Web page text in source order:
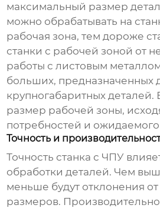
максимальный размер
можно обрабатывать на
рабочая зона, тем дороже
станки с рабочей зоной от
работы с листовым
больших, предназначенных
крупногабаритных
размер рабочей зоны,
потребностей и
Точность и
Точность станка с ЧПУ
обработки деталей. Чем
меньше будут отклонения
размеров.